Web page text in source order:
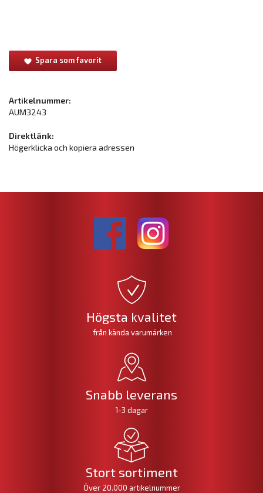
Spara som favorit
Artikelnummer:
AUM3243
Direktlänk:
Högerklicka och kopiera adressen
Högsta kvalitet
från kända varumärken
Snabb leverans
1-3 dagar
Stort sortiment
Över 20.000 artikelnummer